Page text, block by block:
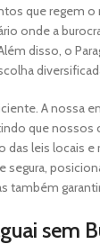
que regem o
onde a
disso, o
A nossa
que
leis locais
segura,
também
sem